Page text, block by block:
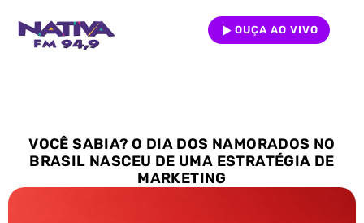
OUÇA AO VIVO
VOCÊ SABIA? O DIA DOS NAMORADOS NO
BRASIL NASCEU DE UMA ESTRATÉGIA DE
MARKETING